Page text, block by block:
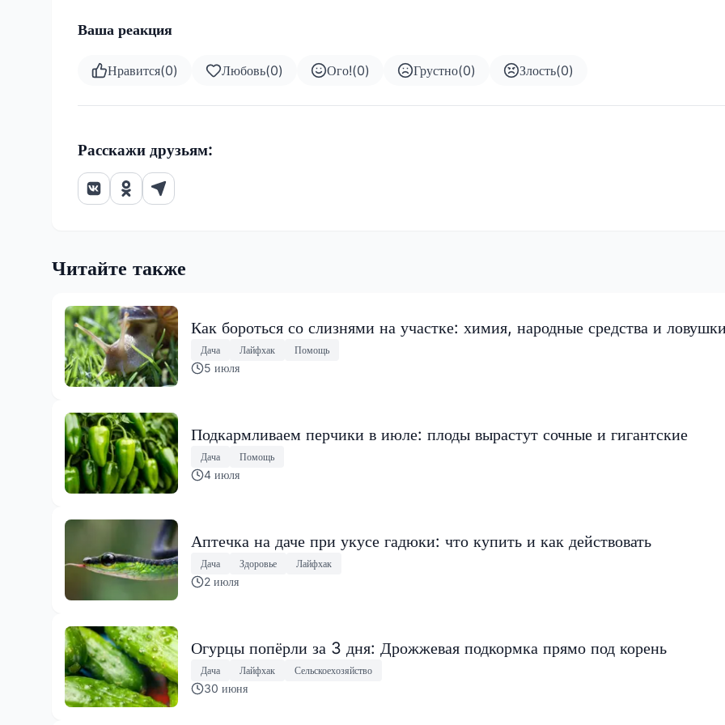
Ваша реакция
Нравится(0) Любовь(0) Ого!(0) Грустно(0) Злость(0)
Расскажи друзьям:
Читайте также
Как бороться со слизнями на участке: химия, народные средства и
Дача Лайфхак Помощь
5 июля
Подкармливаем перчики в июле: плоды вырастут сочные и гигантские
Дача Помощь
4 июля
Аптечка на даче при укусе гадюки: что купить и как действовать
Дача Здоровье Лайфхак
2 июля
Огурцы попёрли за 3 дня: Дрожжевая подкормка прямо под корень
Дача Лайфхак Сельскоехозяйство
30 июня